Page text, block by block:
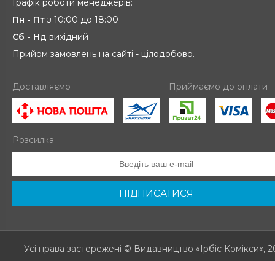
Графік роботи менеджерів:
Пн - Пт з 10:00 до 18:00
Сб - Нд вихідний
Прийом замовлень на сайті - цілодобово.
Доставляємо Приймаємо до оплати
Розсилка
ПІДПИСАТИСЯ
Усі права застережені © Видавництво «Ірбіс Комікси«,